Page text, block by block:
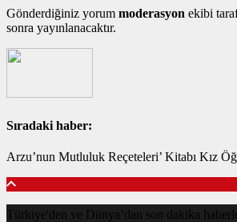
Gönderdiğiniz yorum moderasyon ekibi
sonra yayınlanacaktır.
Sıradaki haber:
Arzu’nun Mutluluk Reçeteleri’ Kitabı Kız
Türkiye'den ve Dünya’dan son dakika